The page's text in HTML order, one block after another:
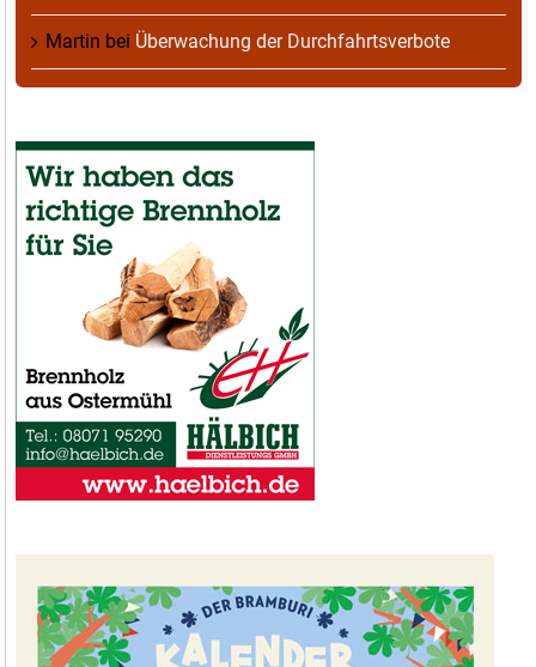
Martin bei Überwachung der Durchfahrtsverbote